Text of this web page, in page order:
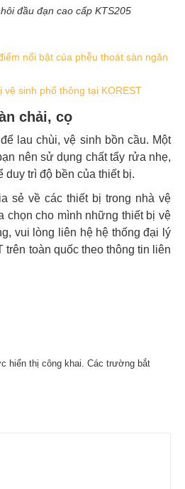
đầu đạn cao cấp KTS205
nổi bật của phễu thoát sàn ngăn
vệ sinh phổ thông tại KOREST
chải, cọ
lau chùi, vệ sinh bồn cầu. Một
nên sử dụng chất tẩy rửa nhẹ,
duy trì độ bền của thiết bị.
sẻ về các thiết bị trong nhà vệ
chọn cho mình những thiết bị vệ
vui lòng liên hệ hệ thống đại lý
trên toàn quốc theo thông tin liên
hiển thị công khai. Các trường bắt